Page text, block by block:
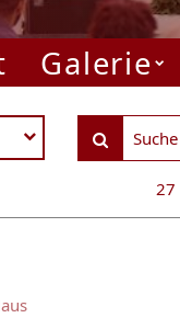
Galerie
27